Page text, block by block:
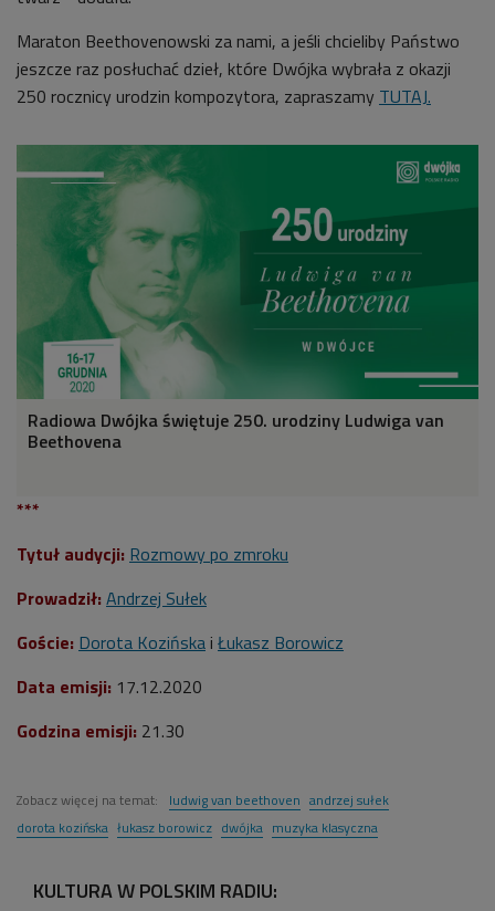
Maraton Beethovenowski za nami, a jeśli chcieliby Państwo
jeszcze raz posłuchać dzieł, które Dwójka wybrała z okazji
250 rocznicy urodzin kompozytora, zapraszamy TUTAJ.
Radiowa Dwójka świętuje 250. urodziny Ludwiga van
Beethovena
***
Tytuł audycji: Rozmowy po zmroku
Prowadził: Andrzej Sułek
Goście: Dorota Kozińska i Łukasz Borowicz
Data emisji: 17.12.2020
Godzina emisji: 21.30
Zobacz więcej na temat: ludwig van beethoven andrzej sułek
dorota kozińska łukasz borowicz dwójka muzyka klasyczna
KULTURA W POLSKIM RADIU: